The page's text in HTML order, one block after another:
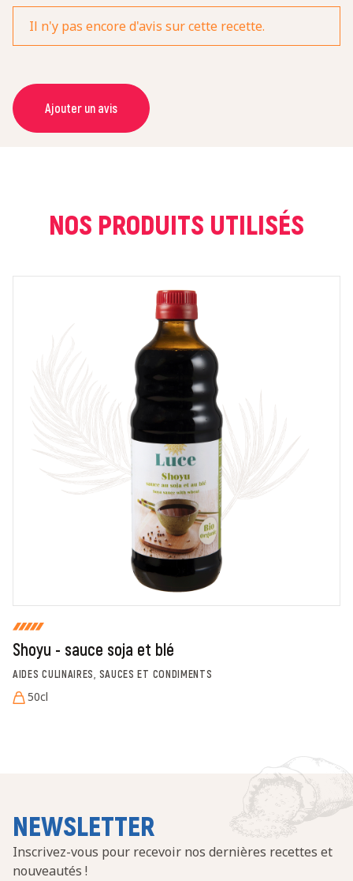
Il n'y pas encore d'avis sur cette recette.
Ajouter un avis
NOM *
COMMENTAIRE *
En cochant cette case, je donne mon accord pour que
markal utilise les données saisies dans ce formulaire
pour traiter et afficher le nom saisi, la note et le
commentaire de manière publique sur cette page. Pour
plus d'informations sur le traitement de ces données,
consulter la page des mentions légales. *
Fermer Envoyer
NOS PRODUITS UTILISÉS
Shoyu - sauce soja et blé
AIDES CULINAIRES, SAUCES ET CONDIMENTS
50cl
NEWSLETTER
Inscrivez-vous pour recevoir nos dernières recettes et
nouveautés !